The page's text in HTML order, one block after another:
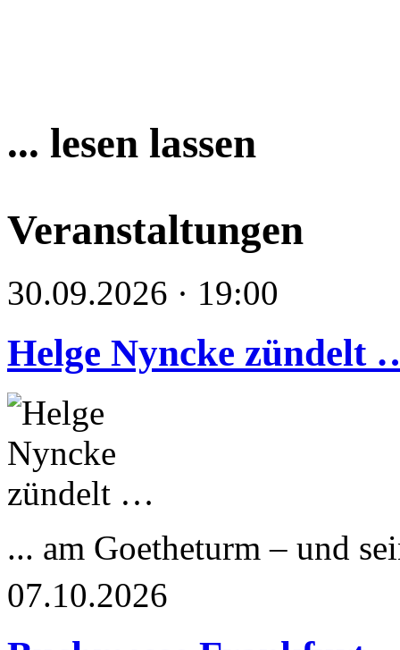
... lesen lassen
Veranstaltungen
30.09.2026 · 19:00
Helge Nyncke zündelt
... am Goetheturm – und
07.10.2026